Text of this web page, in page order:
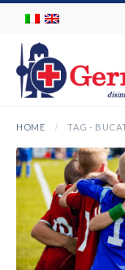
HOME TAG -